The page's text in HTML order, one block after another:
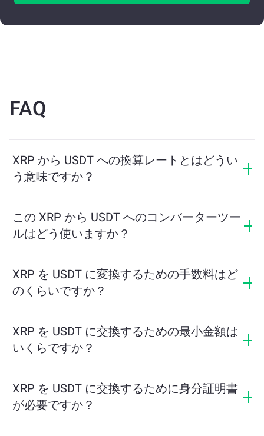
FAQ
XRP から USDT への換算レートとはどうい
う意味ですか？
を示します。このレートは市場状況、需要と供給、流
動性に応じて変動します。
この XRP から USDT へのコンバーターツー
ルはどう使いますか？
取る予定の USDT の量を計算します。その後、取引を
完了するための手順に従ってください。
XRP を USDT に変換するための手数料はど
のくらいですか？
って異なります。ChangeNOWは隠れた手数料なしで競
争力のあるレートを提供しており、最終金額は取引を
確認する前に表示されます。
XRP を USDT に交換するための最小金額は
いくらですか？
ります。プラットフォームはスムーズな取引を保証す
るために必要な最小額を自動的に計算します。ただ
し、ほとんどの場合、最小金額は2ドル相当です。
XRP を USDT に交換するために身分証明書
が必要ですか？